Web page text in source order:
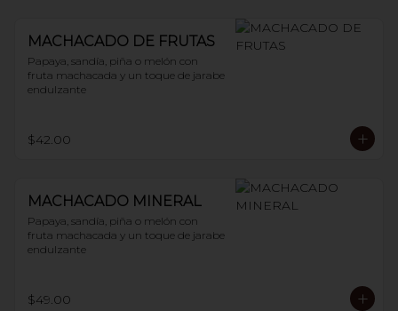
MACHACADO DE FRUTAS
Papaya, sandía, piña o melón con
fruta machacada y un toque de jarabe
endulzante
$42.00
MACHACADO MINERAL
Papaya, sandía, piña o melón con
fruta machacada y un toque de jarabe
endulzante
$49.00